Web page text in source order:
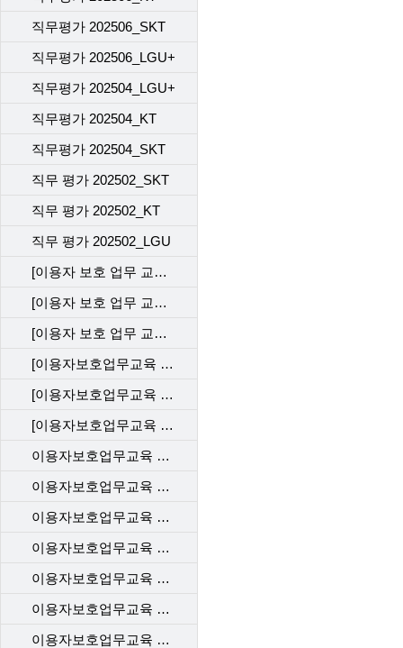
직무평가 202506_SKT
직무평가 202506_LGU+
직무평가 202504_LGU+
직무평가 202504_KT
직무평가 202504_SKT
직무 평가 202502_SKT
직무 평가 202502_KT
직무 평가 202502_LGU
[이용자 보호 업무 교육] 직무 평가 202412_SKT
[이용자 보호 업무 교육] 직무 평가 202412_KT
[이용자 보호 업무 교육] 직무 평가 202412_LGU
[이용자보호업무교육 사후관리 직무평가 202310_KT]
[이용자보호업무교육 사후관리 직무평가 202310_LGU]
[이용자보호업무교육 사후관리 직무평가 202310_SKT]
이용자보호업무교육 사후관리 직무평가 202306_SKT
이용자보호업무교육 사후관리 직무평가 202306_LGU
이용자보호업무교육 사후관리 직무평가 202304_SKT
이용자보호업무교육 사후관리 직무평가 202304_LGU
이용자보호업무교육 사후관리 직무평가 202302_SKT
이용자보호업무교육 사후관리 직무평가 202302_KT
이용자보호업무교육 사후관리 직무평가 202302_LGU+